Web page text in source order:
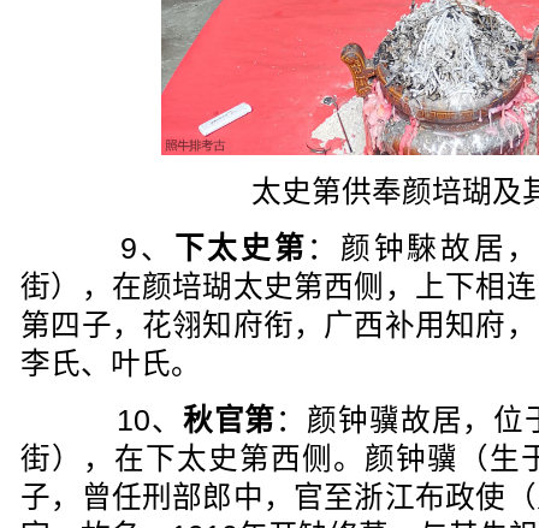
太史第供奉颜培瑚及
9、
下太史第 ：颜钟騋故居
街），在颜培瑚太史第西侧，上下相
第四子，花翎知府衔，广西补用知府
李氏、叶氏。
10、 秋官第：颜钟骥故居，位
街），在下太史第西侧。颜钟骥（生
子，曾任刑部郎中，官至浙江布政使